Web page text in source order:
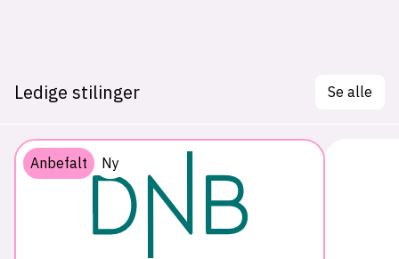
Ledige stilinger Se alle
Anbefalt Ny